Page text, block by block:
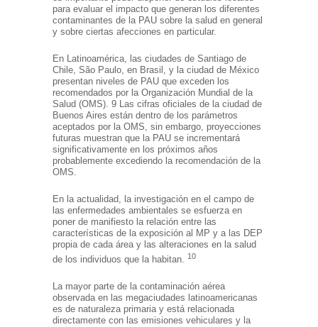
para evaluar el impacto que generan los diferentes
contaminantes de la PAU sobre la salud en general
y sobre ciertas afecciones en particular.
En Latinoamérica, las ciudades de Santiago de
Chile, São Paulo, en Brasil, y la ciudad de México
presentan niveles de PAU que exceden los
recomendados por la Organización Mundial de la
Salud (OMS). 9 Las cifras oficiales de la ciudad de
Buenos Aires están dentro de los parámetros
aceptados por la OMS, sin embargo, proyecciones
futuras muestran que la PAU se incrementará
significativamente en los próximos años
probablemente excediendo la recomendación de la
OMS.
En la actualidad, la investigación en el campo de
las enfermedades ambientales se esfuerza en
poner de manifiesto la relación entre las
características de la exposición al MP y a las DEP
propia de cada área y las alteraciones en la salud
de los individuos que la habitan. 10
La mayor parte de la contaminación aérea
observada en las megaciudades latinoamericanas
es de naturaleza primaria y está relacionada
directamente con las emisiones vehiculares y la